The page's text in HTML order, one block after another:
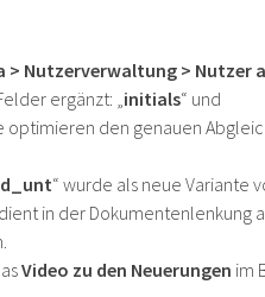
> Nutzerverwaltung > Nutzer
ergänzt: „initials“ und
optimieren den genauen
“ wurde als neue Variante
in der Dokumentenlenkung
Video zu den Neuerungen im